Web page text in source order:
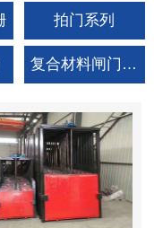
拍门系列
复合材料闸门拍门